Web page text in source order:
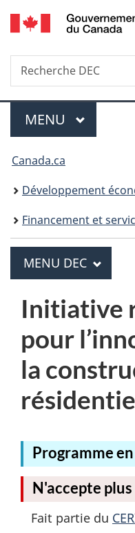
Recherche
Recherche
DEC
Menu
MENU PRINCIPAL
Vous
êtes
ici :
Canada.ca
Développement
Financement et
M
PRINCIPAL
MENU DEC
Initiative
pour
la
Programme
N'accepte
Fait partie du